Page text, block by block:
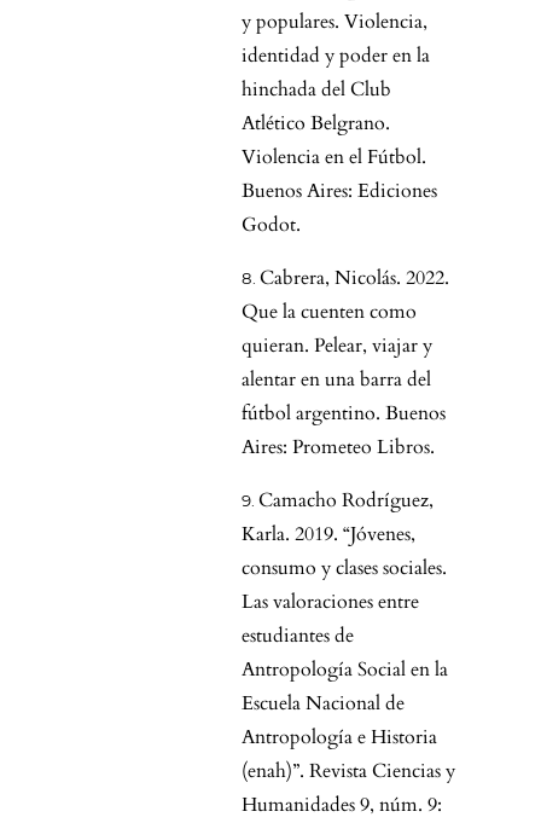
y populares. Violencia,
identidad y poder en la
hinchada del Club
Atlético Belgrano.
Violencia en el Fútbol.
Buenos Aires: Ediciones
Godot.
Cabrera, Nicolás. 2022.
Que la cuenten como
quieran. Pelear, viajar y
alentar en una barra del
fútbol argentino. Buenos
Aires: Prometeo Libros.
Camacho Rodríguez,
Karla. 2019. “Jóvenes,
consumo y clases sociales.
Las valoraciones entre
estudiantes de
Antropología Social en la
Escuela Nacional de
Antropología e Historia
(enah)”. Revista Ciencias y
Humanidades 9, núm. 9: